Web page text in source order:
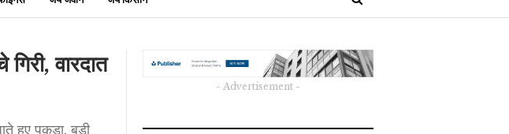
वारदात
हुए पकड़ा, बड़ी
- Advertisement -